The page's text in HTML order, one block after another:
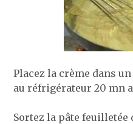
Placez la crème dans
au réfrigérateur 20 mn
Sortez la pâte